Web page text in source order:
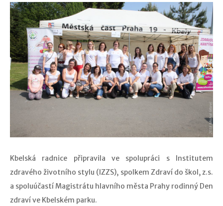
Kbelská radnice připravila ve spolupráci s Institutem
zdravého životního stylu (IZZS), spolkem Zdraví do škol, z.s.
a spoluúčastí Magistrátu hlavního města Prahy rodinný Den
zdraví ve Kbelském parku.